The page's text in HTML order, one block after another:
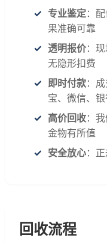
专业鉴定：
果准确可靠
透明报价：
无隐形扣费
即时付款：
宝、微信、
高价回收：
金物有所值
安全放心：
回收流程